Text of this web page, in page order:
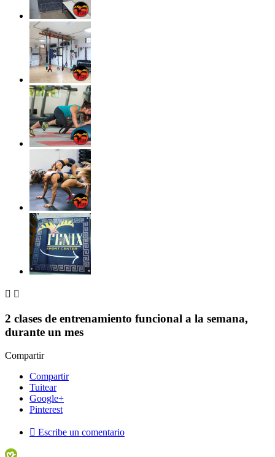
 
2 clases de entrenamiento funcional a la semana,
durante un mes
Compartir
Compartir
Tuitear
Google+
Pinterest
 Escribe un comentario